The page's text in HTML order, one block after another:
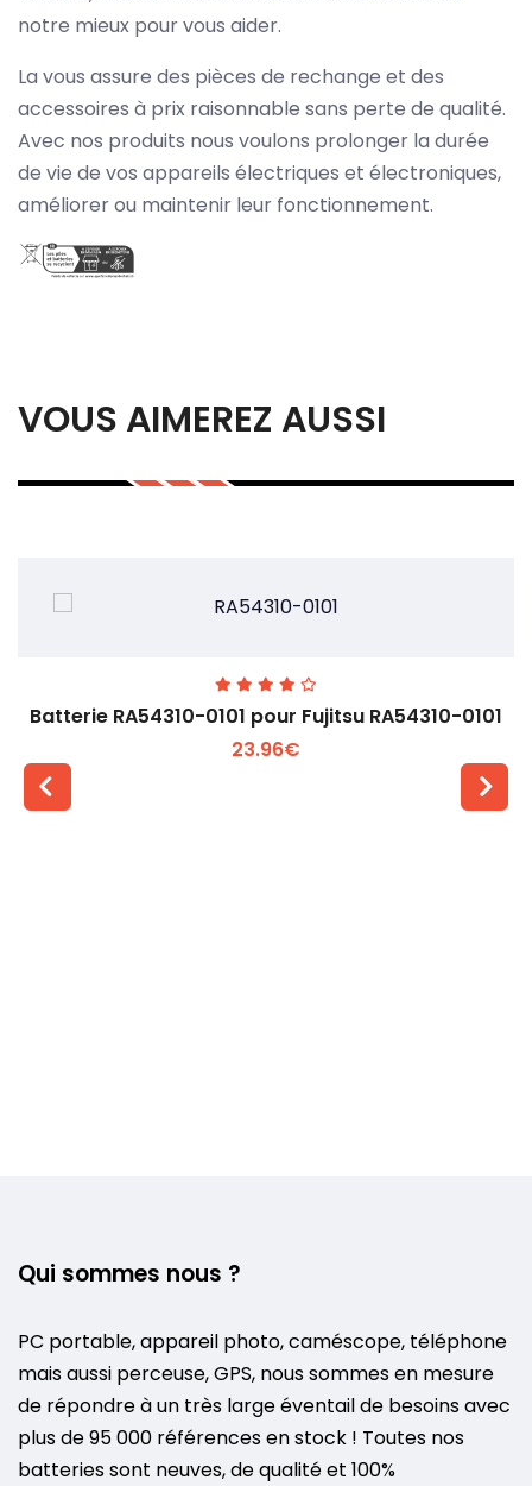
notre mieux pour vous aider.
La vous assure des pièces de rechange et des
accessoires à prix raisonnable sans perte de qualité.
Avec nos produits nous voulons prolonger la durée
de vie de vos appareils électriques et électroniques,
améliorer ou maintenir leur fonctionnement.
VOUS AIMEREZ AUSSI
Batterie RA54310-0101 pour Fujitsu RA54310-0101
23.96€
Qui sommes nous ?
PC portable, appareil photo, caméscope, téléphone
mais aussi perceuse, GPS, nous sommes en mesure
de répondre à un très large éventail de besoins avec
plus de 95 000 références en stock ! Toutes nos
batteries sont neuves, de qualité et 100%